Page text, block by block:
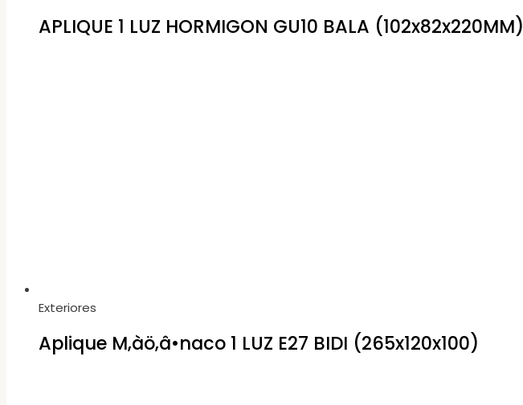
APLIQUE 1 LUZ HORMIGON GU10 BALA (102x82x220MM)
Exteriores
Aplique M‚àö‚â•naco 1 LUZ E27 BIDI (265x120x100)